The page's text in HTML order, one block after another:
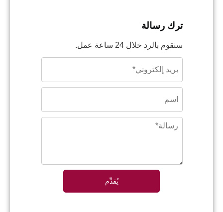
ترك رسالة
سنقوم بالرد خلال 24 ساعة عمل.
يُقدِّم